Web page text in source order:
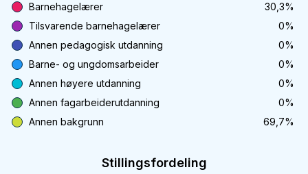
Barnehagelærer 30,3%
Tilsvarende barnehagelærer
0%
Annen pedagogisk utdanning
0%
Barne- og ungdomsarbeider
0%
Annen høyere utdanning
0%
Annen fagarbeiderutdanning
0%
Annen bakgrunn
69,7%
Stillingsfordeling